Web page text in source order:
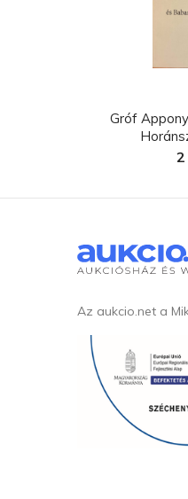
Gróf
2
Az aukcio.net a